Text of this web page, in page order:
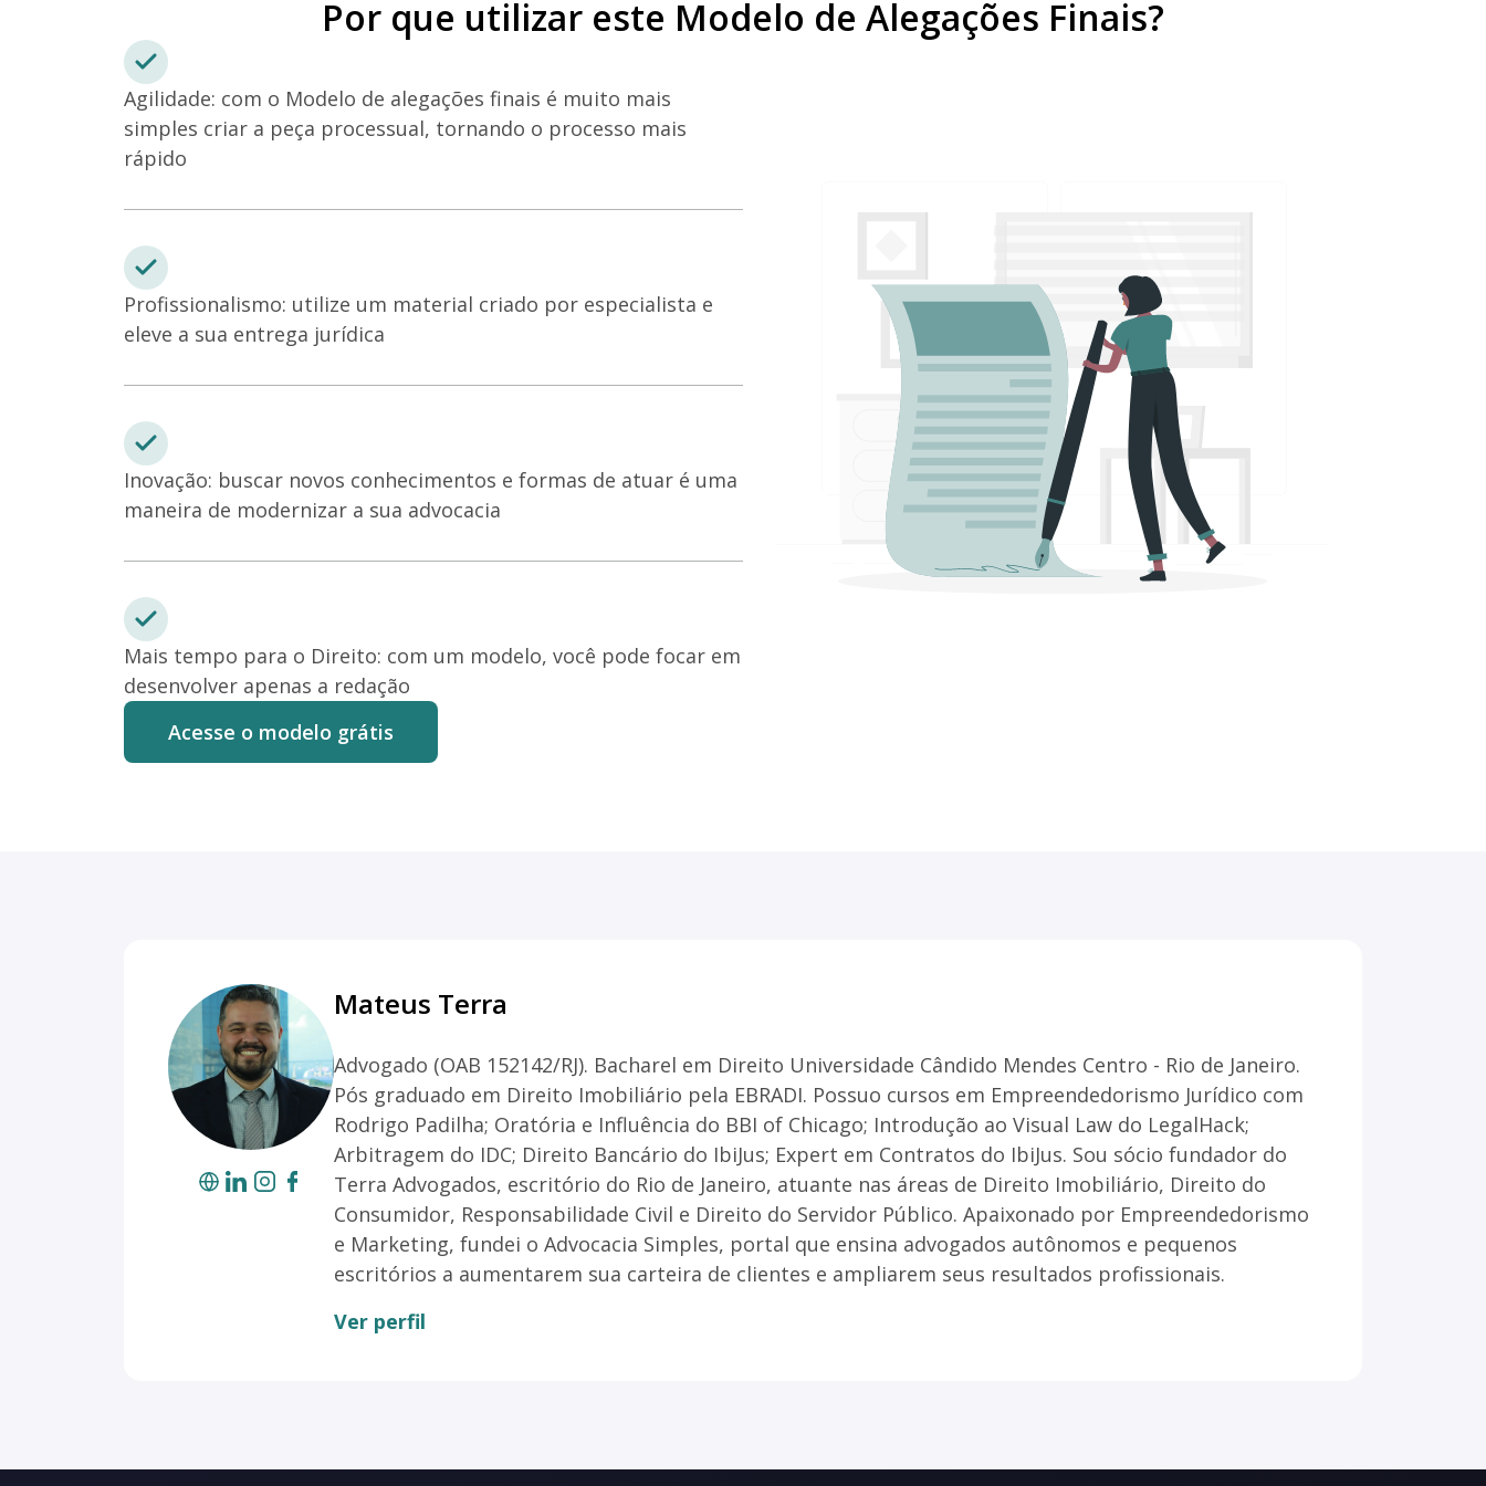
Por que utilizar este Modelo de Alegações Finais?
Agilidade: com o Modelo de alegações finais é muito mais
simples criar a peça processual, tornando o processo mais
rápido
Profissionalismo: utilize um material criado por especialista e
eleve a sua entrega jurídica
Inovação: buscar novos conhecimentos e formas de atuar é uma
maneira de modernizar a sua advocacia
Mais tempo para o Direito: com um modelo, você pode focar em
desenvolver apenas a redação
Acesse o modelo grátis
Mateus Terra
Advogado (OAB 152142/RJ). Bacharel em Direito Universidade Cândido Mendes Centro - Rio de Janeiro.
Pós graduado em Direito Imobiliário pela EBRADI. Possuo cursos em Empreendedorismo Jurídico com
Rodrigo Padilha; Oratória e Influência do BBI of Chicago; Introdução ao Visual Law do LegalHack;
Arbitragem do IDC; Direito Bancário do IbiJus; Expert em Contratos do IbiJus. Sou sócio fundador do
Terra Advogados, escritório do Rio de Janeiro, atuante nas áreas de Direito Imobiliário, Direito do
Consumidor, Responsabilidade Civil e Direito do Servidor Público. Apaixonado por Empreendedorismo
e Marketing, fundei o Advocacia Simples, portal que ensina advogados autônomos e pequenos
escritórios a aumentarem sua carteira de clientes e ampliarem seus resultados profissionais.
Ver perfil